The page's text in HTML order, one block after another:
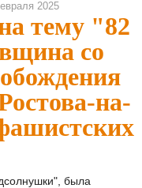
2025
тему "82
со
на-
была